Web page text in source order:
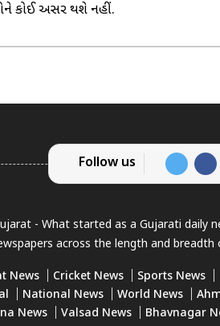
કોઈ અસર થશે નહીં.
Follow us
- What started as a Gujarati daily
across the length and breadth
News Cricket News Sports News
National News World News
News
Valsad News Bhavnagar